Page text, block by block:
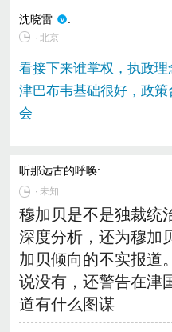
沈晓雷 :
∙ 北京
看接下来谁掌权，执政理
津巴布韦基础很好，政
会
听那远古的呼唤:
∙ 未知
穆加贝是不是独裁统
深度分析，还为穆加
加贝倾向的不实报道
说没有，还警告在津
道有什么图谋